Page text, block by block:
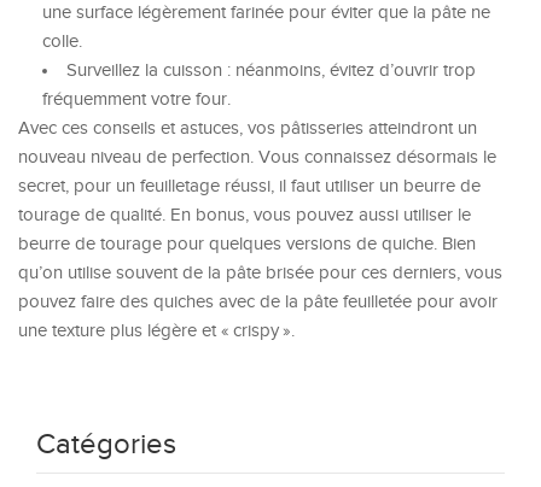
une surface légèrement farinée pour éviter que la pâte ne
colle.
Surveillez la cuisson : néanmoins, évitez d’ouvrir trop
fréquemment votre four.
Avec ces conseils et astuces, vos pâtisseries atteindront un
nouveau niveau de perfection. Vous connaissez désormais le
secret, pour un feuilletage réussi, il faut utiliser un beurre de
tourage de qualité. En bonus, vous pouvez aussi utiliser le
beurre de tourage pour quelques versions de quiche. Bien
qu’on utilise souvent de la pâte brisée pour ces derniers, vous
pouvez faire des quiches avec de la pâte feuilletée pour avoir
une texture plus légère et « crispy ».
Catégories